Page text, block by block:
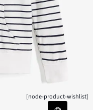
[node-product-wishlist]